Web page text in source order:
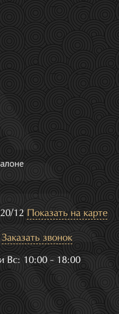
20/12 Показать на карте
Заказать звонок
Вс: 10:00 - 18:00